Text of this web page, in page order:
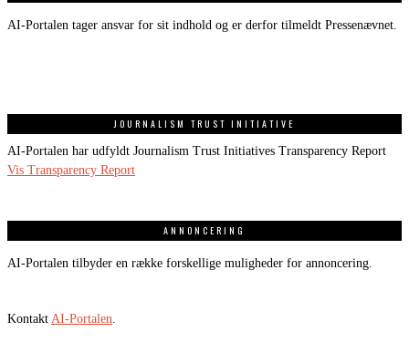
AI-Portalen tager ansvar for sit indhold og er derfor tilmeldt Pressenævnet.
JOURNALISM TRUST INITIATIVE
AI-Portalen har udfyldt Journalism Trust Initiatives Transparency Report
Vis Transparency Report
ANNONCERING
AI-Portalen tilbyder en række forskellige muligheder for annoncering.
Kontakt AI-Portalen